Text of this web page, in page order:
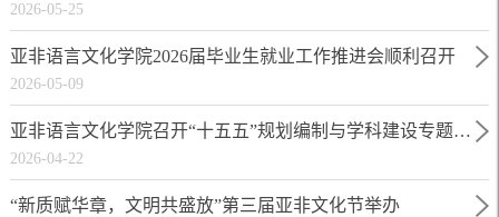
2026-05-25
亚非语言文化学院2026届毕业生就业工作推进会顺利召开
2026-05-09
亚非语言文化学院召开“十五五”规划编制与学科建设专题调研会
2026-04-22
“新质赋华章，文明共盛放”第三届亚非文化节举办